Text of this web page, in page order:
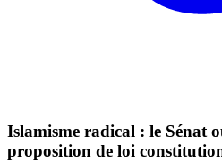
Islamisme radical : le Sénat
proposition de loi